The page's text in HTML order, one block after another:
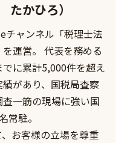
かひろ）
チャンネル「税理士法
運営。 代表を務める
に累計5,000件を超え
があり、国税局査察
一筋の現場に強い国
常駐。
お客様の立場を尊重